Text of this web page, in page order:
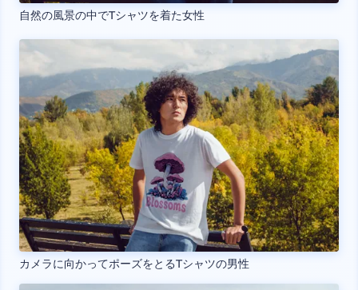
自然の風景の中でTシャツを着た女性
カメラに向かってポーズをとるTシャツの男性